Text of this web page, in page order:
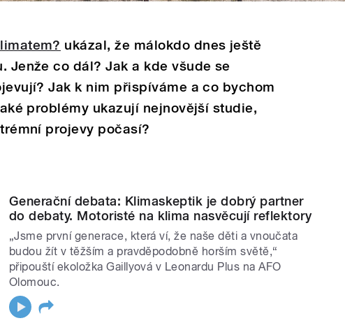
ukázal, že málokdo dnes ještě
Jenže co dál? Jak a kde všude se
Jak k nim přispíváme a co bychom
problémy ukazují nejnovější studie,
projevy počasí?
Generační debata: Klimaskeptik je dobrý partner
do debaty. Motoristé na klima nasvěcují reflektory
„Jsme první generace, která ví, že naše děti a vnoučata
budou žít v těžším a pravděpodobně horším světě,“
připouští ekoložka Gaillyová v Leonardu Plus na AFO
Olomouc.